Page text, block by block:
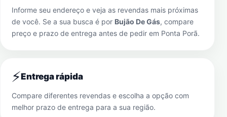
Informe seu endereço e veja as revendas mais próximas
de você. Se a sua busca é por Bujão De Gás, compare
preço e prazo de entrega antes de pedir em Ponta Porã.
⚡Entrega rápida
Compare diferentes revendas e escolha a opção com
melhor prazo de entrega para a sua região.